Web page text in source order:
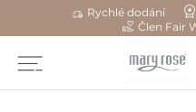
Rychlé dodání
Člen Fair